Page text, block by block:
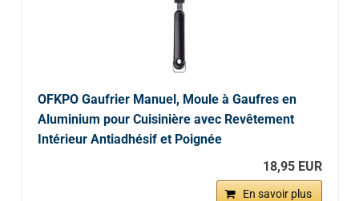
OFKPO Gaufrier Manuel, Moule à Gaufres en
Aluminium pour Cuisinière avec Revêtement
Intérieur Antiadhésif et Poignée
18,95 EUR
En savoir plus